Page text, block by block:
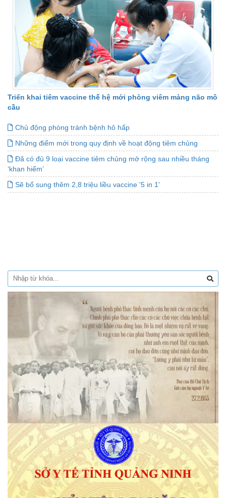
Triển khai tiêm vaccine thế hệ mới phòng viêm màng não mô
cầu
Chủ động phòng tránh bệnh hô hấp
Những điểm mới trong quy định về hoạt động tiêm chủng
Đã có đủ 9 loại vaccine tiêm chủng mở rộng sau nhiều tháng
‘khan hiếm’
Sẽ bổ sung thêm 2,8 triệu liều vaccine '5 in 1'